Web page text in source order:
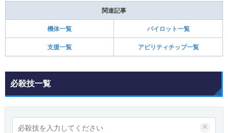
関連記事
機体一覧 パイロット一覧
支援一覧 アビリティチップ一覧
必殺技一覧
×